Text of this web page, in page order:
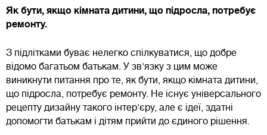
Як бути, якщо кімната дитини, що підросла, потребує
ремонту.
З підлітками буває нелегко спілкуватися, що добре
відомо багатьом батькам. У зв'язку з цим може
виникнути питання про те, як бути, якщо кімната дитини,
що підросла, потребує ремонту. Не існує універсального
рецепту дизайну такого інтер'єру, але є ідеї, здатні
допомогти батькам і дітям прийти до єдиного рішення.